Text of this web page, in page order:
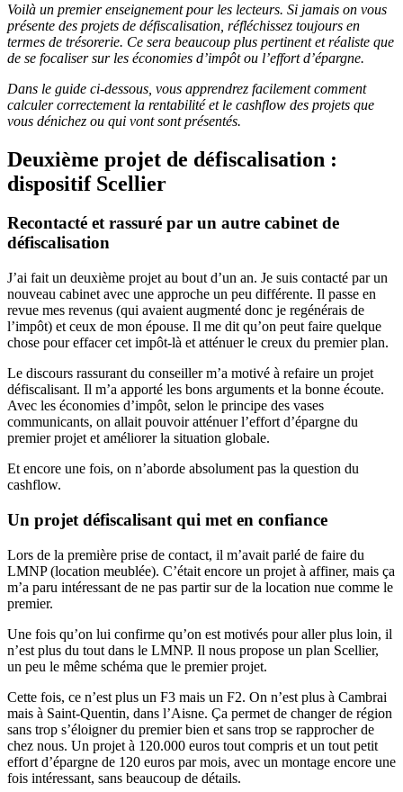
Voilà un premier enseignement pour les lecteurs. Si jamais on vous
présente des projets de défiscalisation, réfléchissez toujours en
termes de trésorerie. Ce sera beaucoup plus pertinent et réaliste que
de se focaliser sur les économies d’impôt ou l’effort d’épargne.
Dans le guide ci-dessous, vous apprendrez facilement comment
calculer correctement la rentabilité et le cashflow des projets que
vous dénichez ou qui vont sont présentés.
Deuxième projet de défiscalisation :
dispositif Scellier
Recontacté et rassuré par un autre cabinet de
défiscalisation
J’ai fait un deuxième projet au bout d’un an. Je suis contacté par un
nouveau cabinet avec une approche un peu différente. Il passe en
revue mes revenus (qui avaient augmenté donc je regénérais de
l’impôt) et ceux de mon épouse. Il me dit qu’on peut faire quelque
chose pour effacer cet impôt-là et atténuer le creux du premier plan.
Le discours rassurant du conseiller m’a motivé à refaire un projet
défiscalisant. Il m’a apporté les bons arguments et la bonne écoute.
Avec les économies d’impôt, selon le principe des vases
communicants, on allait pouvoir atténuer l’effort d’épargne du
premier projet et améliorer la situation globale.
Et encore une fois, on n’aborde absolument pas la question du
cashflow.
Un projet défiscalisant qui met en confiance
Lors de la première prise de contact, il m’avait parlé de faire du
LMNP (location meublée). C’était encore un projet à affiner, mais ça
m’a paru intéressant de ne pas partir sur de la location nue comme le
premier.
Une fois qu’on lui confirme qu’on est motivés pour aller plus loin, il
n’est plus du tout dans le LMNP. Il nous propose un plan Scellier,
un peu le même schéma que le premier projet.
Cette fois, ce n’est plus un F3 mais un F2. On n’est plus à Cambrai
mais à Saint-Quentin, dans l’Aisne. Ça permet de changer de région
sans trop s’éloigner du premier bien et sans trop se rapprocher de
chez nous. Un projet à 120.000 euros tout compris et un tout petit
effort d’épargne de 120 euros par mois, avec un montage encore une
fois intéressant, sans beaucoup de détails.